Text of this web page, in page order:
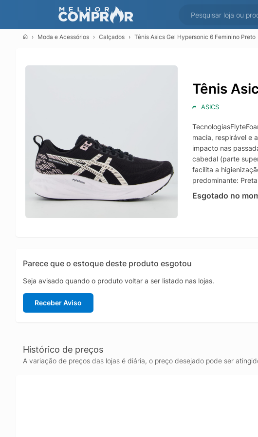
Moda e Acessórios Calçados Tênis Asics Gel Hypersonic 6 Feminino Preto
Tênis
ASICS
macia, respirável e
impacto nas
cabedal (parte
facilita a
predominante:
Esgotado no
Parece que o estoque deste produto esgotou
Seja avisado quando o produto voltar a ser listado nas lojas.
Receber Aviso
Histórico de preços
A variação de preços das lojas é diária, o preço desejado pode ser